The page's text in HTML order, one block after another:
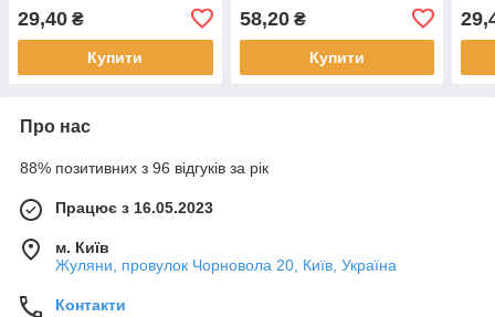
29,40 ₴
Купити
58,20₴
Купити
Про нас
88% позитивних з 96 відгуків за рік
Працює з 16.05.2023
м. Київ
Жуляни, провулок Чорновола 20, Київ, Україна
Контакти